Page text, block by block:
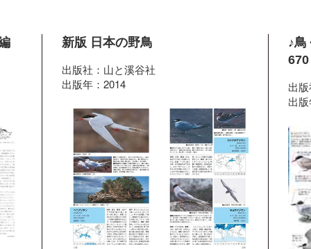
新版 日本の野鳥
出版社：山と溪谷社
出版年：2014
♪鳥
出
出